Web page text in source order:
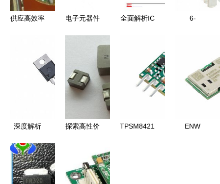
供应高效率
电子元器件
_世界工厂
电子元器件
SN74150N
与采购策略
全面解析IC
经销商与市
场应用
6-
产品参数、
Datasheet
与2019年
深度解析
电子元器件
的技术参数
探索高性价
电感 玛冀
0420/0630/1040
TPSM84212EAB
ENW